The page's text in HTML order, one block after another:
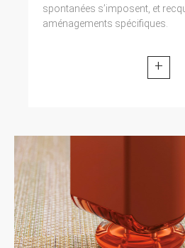
spontanées s’imposent, et
aménagements spécifiques.
+